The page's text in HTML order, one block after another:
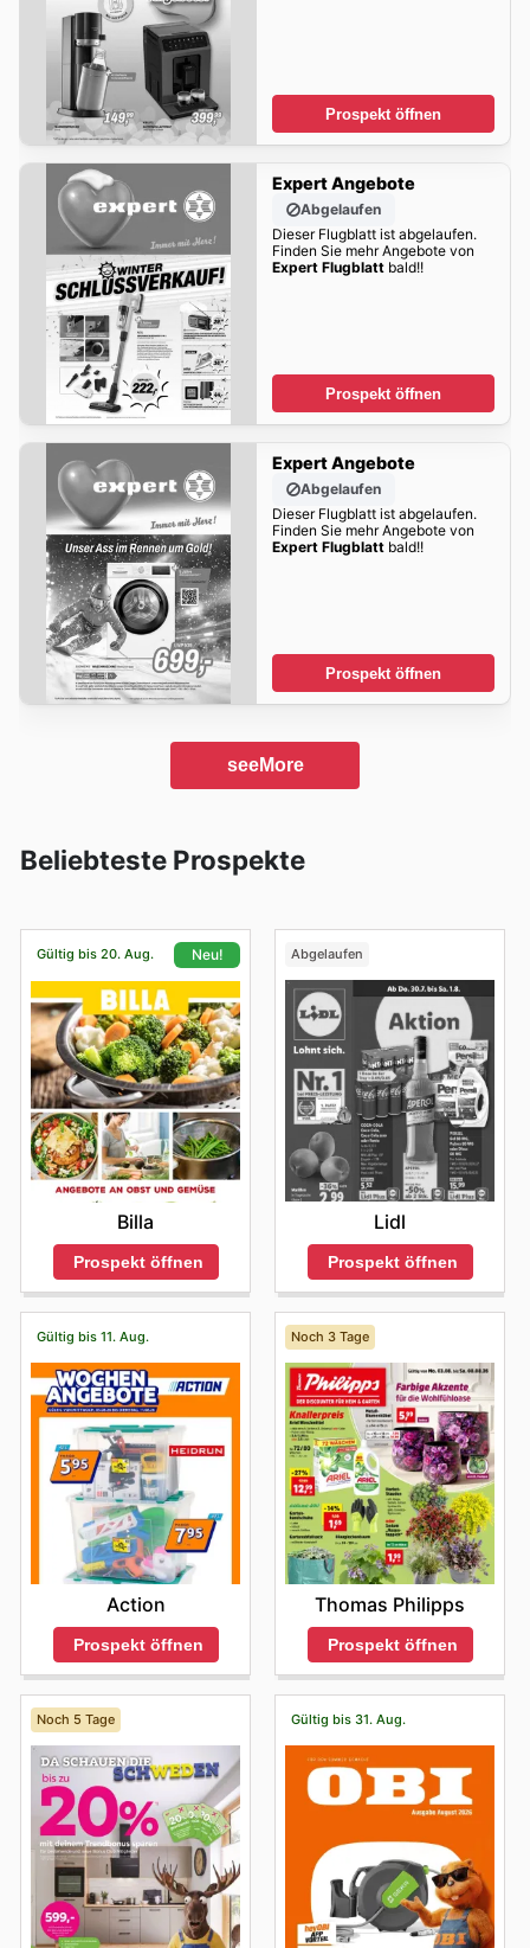
Prospekt öffnen
Expert Angebote
Abgelaufen
Dieser Flugblatt ist abgelaufen.
Finden Sie mehr Angebote von
Expert Flugblattbald!!
Prospekt öffnen
Expert Angebote
Abgelaufen
Dieser Flugblatt ist abgelaufen.
Finden Sie mehr Angebote von
Expert Flugblattbald!!
Prospekt öffnen
seeMore
Beliebteste Prospekte
Gültig bis 20. Aug. Neu!
Billa
Prospekt öffnen
Abgelaufen
Lidl
Prospekt öffnen
Gültig bis 11. Aug.
Action
Prospekt öffnen
Noch 3 Tage
Thomas Philipps
Prospekt öffnen
Noch 5 Tage Gültig bis 31. Aug.